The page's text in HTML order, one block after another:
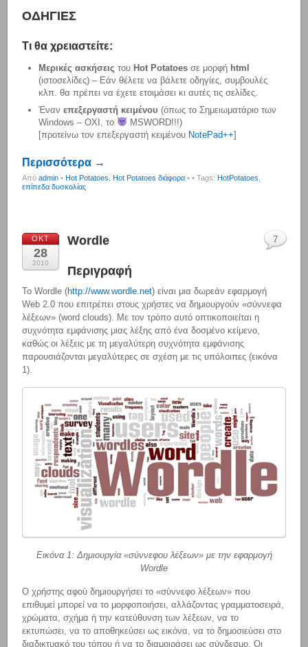
ΟΔΗΓΙΕΣ
Τι θα χρειαστείτε:
Μερικέςασκήσειςτου Ηot Potatoes σε μορφή html
(ιστοσελίδες) – Εάν θέλετε να βάλετε οδηγίες, συμβουλές
κλπ. θα πρέπει να έχετε ετοιμάσει κι αυτές τις σελίδες.
Ένανεπεξεργαστή κειμένου (όπως το Σημειωματάριο των
Windows – OXI, το
MSWORD!!!)
[προτείνω τον επεξεργαστή κειμένου NotePad++]
Περισσότερα →
Απόadmin • Hot Potatoes ,Hot Potatoes διάφορα • • Tags:HotPotatoes
επίπεδα δυσκολίας
ΟΚΤ
28
2010
Wordle
Περιγραφή
Το Wordle (http://www.wordle.net) είναι μια δωρεάν εφαρμογή
Web 2.0 που επιτρέπει στους χρήστες να δημιουργούν «σύννεφα
λέξεων» (word clouds). Με τον τρόπο αυτό οπτικοποιείται η
συχνότητα εμφάνισης μιας λέξης από ένα δοσμένο κείμενο,
καθώς οι λέξεις με τη μεγαλύτερη συχνότητα εμφάνισης
παρουσιάζονται μεγαλύτερες σε σχέση με τις υπόλοιπες (εικόνα
1).
Εικόνα 1: Δημιουργία «σύννεφου λέξεων» με την εφαρμογή
Wordle
Ο χρήστης αφού δημιουργήσει το «σύννεφο λέξεων» που
επιθυμεί μπορεί να το μορφοποιήσει, αλλάζοντας γραμματοσειρά,
χρώματα, σχήμα ή την κατεύθυνση των λέξεων, να το
εκτυπώσει, να το αποθηκεύσει ως εικόνα, να το δημοσιεύσει στο
διαδικτυακό του τόπου ή να το διαμοιράσει ως σύνδεσμο. Οι
7